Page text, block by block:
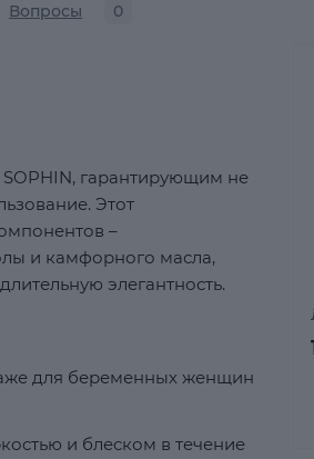
Вопросы 0
гарантирующим не
Этот
–
и камфорного масла,
элегантность.
для беременных женщин
и блеском в течение